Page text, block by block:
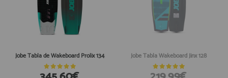
Jobe Tabla de Wakeboard Prolix 134 Jobe Tabla Wakeboard Jinx 128